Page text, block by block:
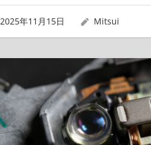
2025年11月15日 Mitsui